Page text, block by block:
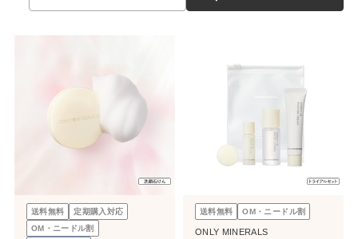
送料無料
定期購入対応
OM・ニードル割
送料無料 OM・ニードル割
ONLY MINERALS